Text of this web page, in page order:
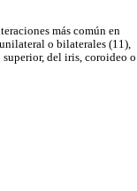
más común en
o bilaterales (11),
del iris, coroideo o